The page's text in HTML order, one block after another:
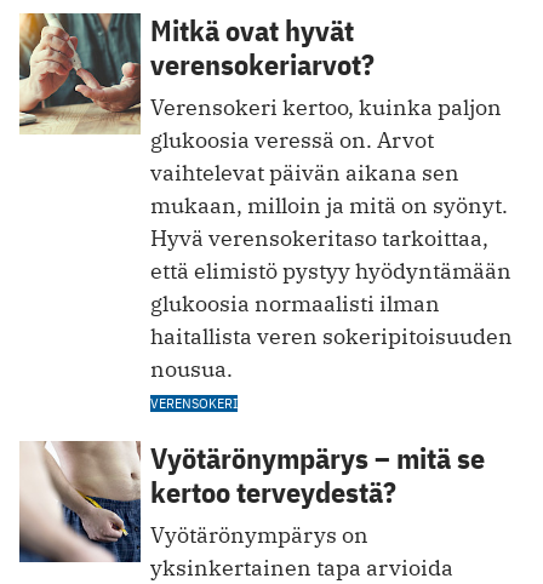
Mitkä ovat hyvät
verensokeriarvot?
Verensokeri kertoo, kuinka paljon
glukoosia veressä on. Arvot
vaihtelevat päivän aikana sen
mukaan, milloin ja mitä on syönyt.
Hyvä verensokeritaso tarkoittaa,
että elimistö pystyy hyödyntämään
glukoosia normaalisti ilman
haitallista veren sokeripitoisuuden
nousua.
VERENSOKERI
Vyötärönympärys – mitä se
kertoo terveydestä?
Vyötärönympärys on
yksinkertainen tapa arvioida